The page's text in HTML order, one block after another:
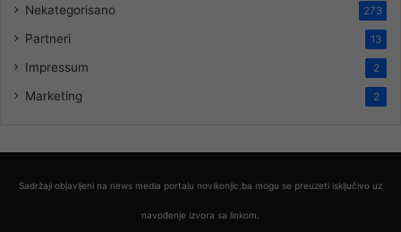
Nekategorisano 273
Partneri 13
Impressum 2
Marketing 2
Sadržaji objavljeni na news media portalu novikonjic.ba mogu se preuzeti isključivo uz
navođenje izvora sa linkom.